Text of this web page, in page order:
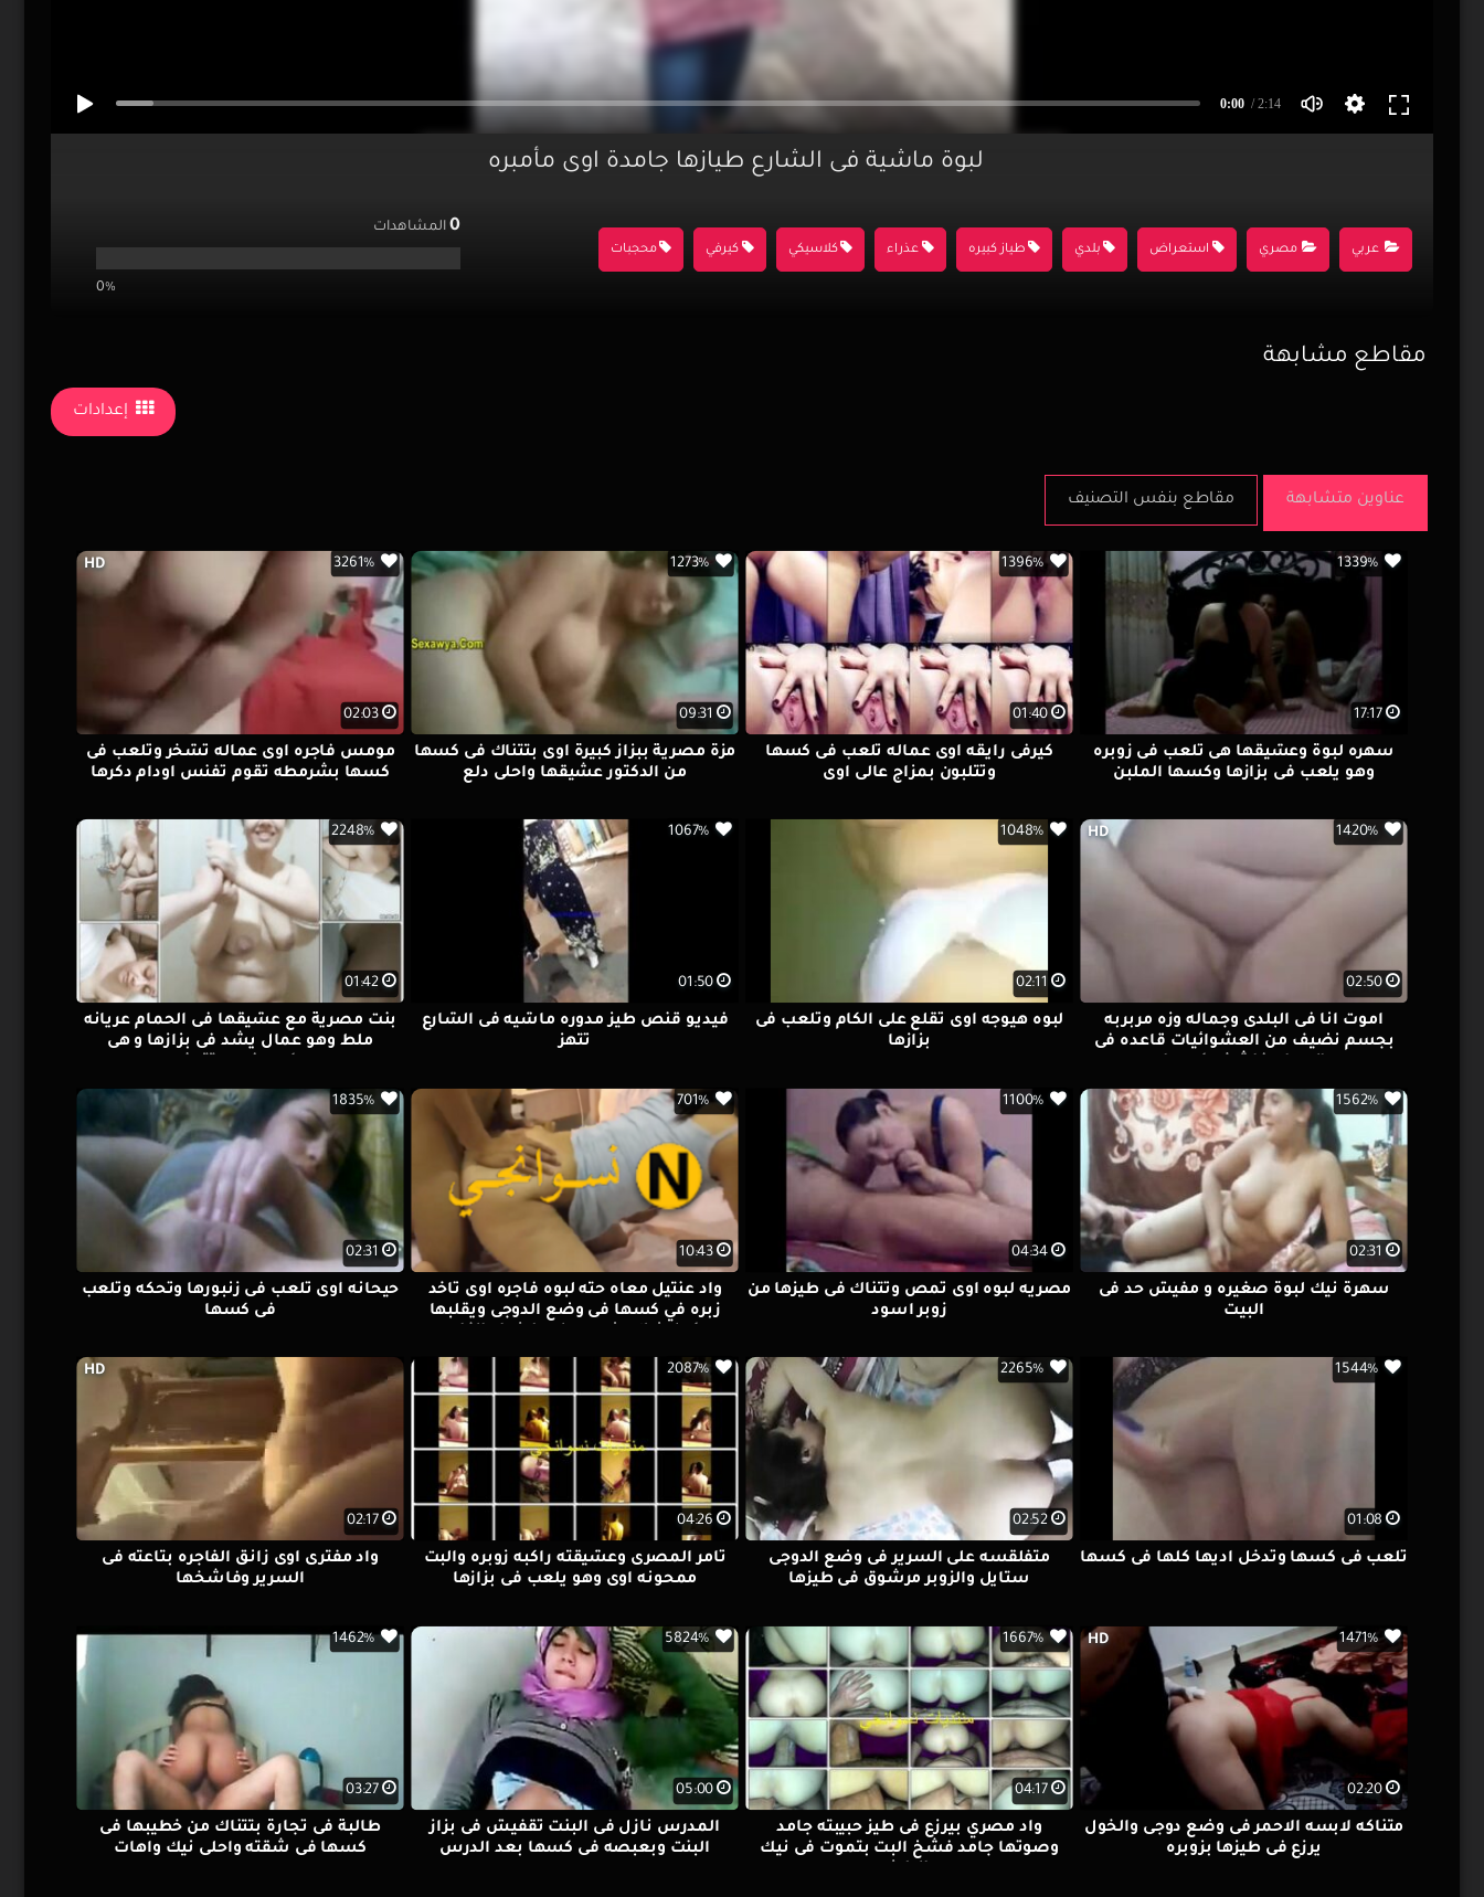
0:00 / 2:14
لبوة ماشية فى الشارع طيازها جامدة اوى مأمبره
0 المشاهدات
0%
عربي مصري استعراض بلدي طياز كبيره عذراء كلاسيكي كيرفي محجبات
مقاطع مشابهة
إعدادات
عناوين متشابهة مقاطع بنفس التصنيف
02:03
HD 3261%
مومس فاجره اوى عماله تشخر وتلعب فى
كسها بشرمطه تقوم تفنس اودام دكرها
09:31
1273%
مزة مصرية ببزاز كبيرة اوى بتتناك فى كسها
من الدكتور عشيقها واحلى دلع
01:40
1396%
كيرفى رايقه اوى عماله تلعب فى كسها
وتتلبون بمزاج عالى اوى
17:17
1339%
سهره لبوة وعشيقها هى تلعب فى زوبره
وهو يلعب فى بزازها وكسها الملبن
01:42
2248%
بنت مصرية مع عشيقها فى الحمام عريانه
ملط وهو عمال يشد فى بزازها و هى
01:50
1067%
فيديو قنص طيز مدوره ماشيه فى الشارع
تتهز
02:11
1048%
لبوه هيوجه اوى تقلع على الكام وتلعب فى
بزازها
02:50
HD 1420%
اموت انا فى البلدى وجماله وزه مربربه
بجسم نضيف من العشوائيات قاعده فى
02:31
1835%
حيحانه اوى تلعب فى زنبورها وتحكه وتلعب
فى كسها
10:43
701%
واد عنتيل معاه حته لبوه فاجره اوى تاخد
زبره في كسها فى وضع الدوجى ويقلبها
04:34
1100%
مصريه لبوه اوى تمص وتتناك فى طيزها من
زوبر اسود
02:31
1562%
سهرة نيك لبوة صغيره و مفيش حد فى
البيت
02:17
HD
واد مفترى اوى زانق الفاجره بتاعته فى
السرير وفاشخها
04:26
2087%
تامر المصرى وعشيقته راكبه زوبره والبت
ممحونه اوى وهو يلعب فى بزازها
02:52
2265%
متفلقسه على السرير فى وضع الدوجى
ستايل والزوبر مرشوق فى طيزها
01:08
1544%
تلعب فى كسها وتدخل اديها كلها فى كسها
03:27
1462%
طالبة فى تجارة بتتناك من خطيبها فى
كسها فى شقته واحلى نيك واهات
05:00
5824%
المدرس نازل فى البنت تقفيش فى بزاز
البنت وبعبصه فى كسها بعد الدرس
04:17
1667%
واد مصري بيرزع فى طيز حبيبته جامد
وصوتها جامد فشخ البت بتموت فى نيك
02:20
HD 1471%
متناكه لابسه الاحمر فى وضع دوجى والخول
يرزع فى طيزها بزوبره